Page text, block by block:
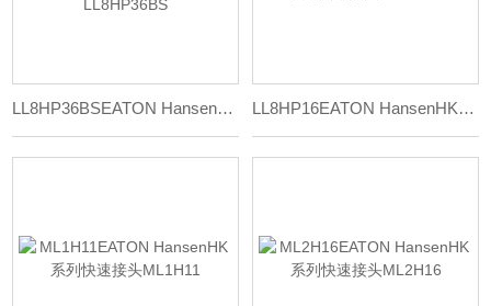
LL8HP36BSEATON HansenHK系列快速接头LL8HP36BS LL8HP16EATON HansenHK系列快速接头LL8HP16